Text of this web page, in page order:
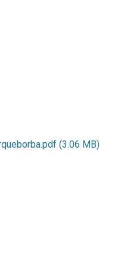
(3.06 MB)